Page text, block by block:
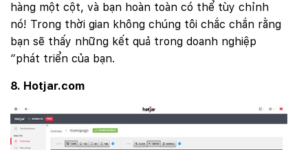
hàng một cột, và bạn hoàn toàn có thể tùy chỉnh
nó! Trong thời gian không chúng tôi chắc chắn rằng
bạn sẽ thấy những kết quả trong doanh nghiệp
“phát triển của bạn.
8. Hotjar.com